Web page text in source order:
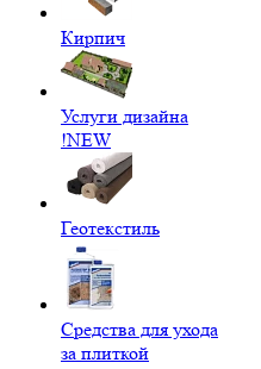
Кирпич
Услуги дизайна
!NEW
Геотекстиль
Средства для ухода
за плиткой